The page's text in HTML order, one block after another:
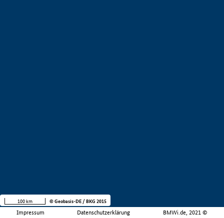
Impressum Datenschutzerklärung BMWi.de, 2021 ©
100 km © Geobasis-DE / BKG 2015